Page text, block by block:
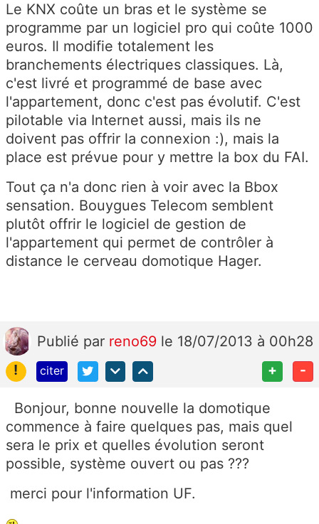
Le KNX coûte un bras et le système se
programme par un logiciel pro qui coûte 1000
euros. Il modifie totalement les
branchements électriques classiques. Là,
c'est livré et programmé de base avec
l'appartement, donc c'est pas évolutif. C'est
pilotable via Internet aussi, mais ils ne
doivent pas offrir la connexion :), mais la
place est prévue pour y mettre la box du FAI.
Tout ça n'a donc rien à voir avec la Bbox
sensation. Bouygues Telecom semblent
plutôt offrir le logiciel de gestion de
l'appartement qui permet de contrôler à
distance le cerveau domotique Hager.
Publié par reno69 le 18/07/2013 à 00h28
!
citer + -
Bonjour, bonne nouvelle la domotique
commence à faire quelques pas, mais quel
sera le prix et quelles évolution seront
possible, système ouvert ou pas ???
merci pour l'information UF.